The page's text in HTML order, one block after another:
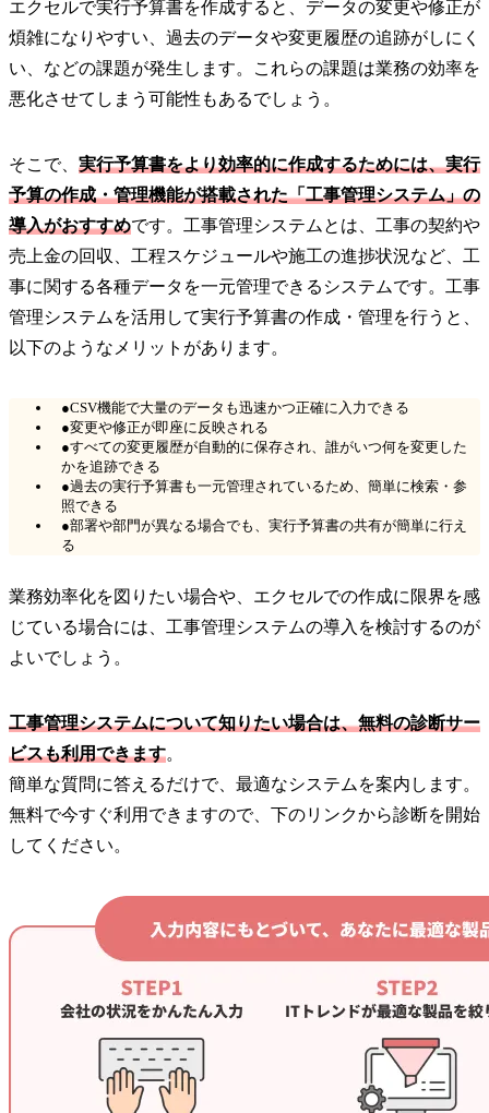
エクセルで実行予算書を作成すると、データの変更や修正が
煩雑になりやすい、過去のデータや変更履歴の追跡がしにく
い、などの課題が発生します。これらの課題は業務の効率を
悪化させてしまう可能性もあるでしょう。
そこで、 実行予算書をより効率的に作成するためには、実行
予算の作成・管理機能が搭載された「工事管理システム」の
導入がおすすめです。工事管理システムとは、工事の契約や
売上金の回収、工程スケジュールや施工の進捗状況など、工
事に関する各種データを一元管理できるシステムです。工事
管理システムを活用して実行予算書の作成・管理を行うと、
以下のようなメリットがあります。
●CSV機能で大量のデータも迅速かつ正確に入力できる
●変更や修正が即座に反映される
●すべての変更履歴が自動的に保存され、誰がいつ何を変更した
かを追跡できる
●過去の実行予算書も一元管理されているため、簡単に検索・参
照できる
●部署や部門が異なる場合でも、実行予算書の共有が簡単に行え
る
業務効率化を図りたい場合や、エクセルでの作成に限界を感
じている場合には、工事管理システムの導入を検討するのが
よいでしょう。
工事管理システムについて知りたい場合は、無料の診断サー
ビスも利用できます。
簡単な質問に答えるだけで、最適なシステムを案内します。
無料で今すぐ利用できますので、下のリンクから診断を開始
してください。